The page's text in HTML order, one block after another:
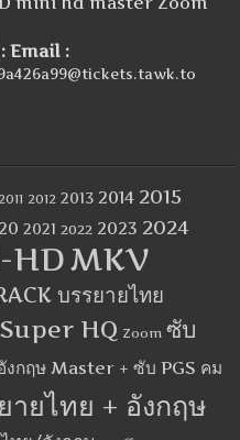
Email :
2011 2012 2013 2014 2015
2021 2022 2023 2024
HDMKV
บรรยายไทย
Super HQ Zoom ซับ
งกฤษ Master + ซับ PGS คม
ายไทย + อังกฤษ